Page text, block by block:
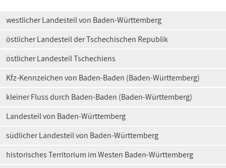
westlicher Landesteil von Baden-Württemberg
östlicher Landesteil der Tschechischen Republik
östlicher Landesteil Tschechiens
Kfz-Kennzeichen von Baden-Baden (Baden-Württemberg)
kleiner Fluss durch Baden-Baden (Baden-Württemberg)
Landesteil von Baden-Württemberg
südlicher Landesteil von Baden-Württemberg
historisches Territorium im Westen Baden-Württemberg